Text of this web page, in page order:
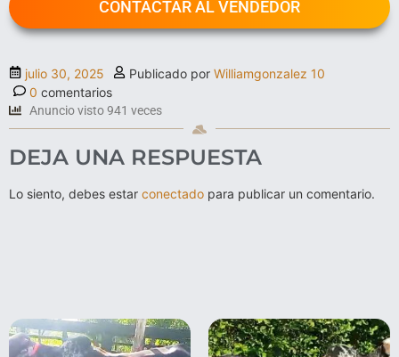
CONTACTAR AL VENDEDOR
julio 30, 2025 Publicado por Williamgonzalez 10
0 comentarios
Anuncio visto 941 veces
DEJA UNA RESPUESTA
Lo siento, debes estar conectado para publicar un comentario.